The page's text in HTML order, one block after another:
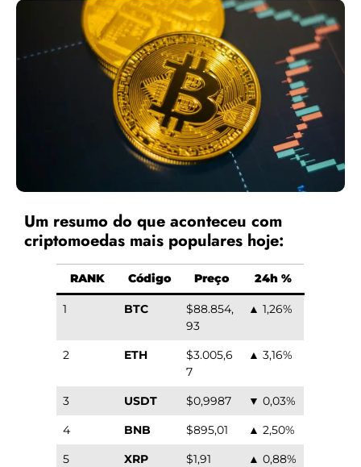
Um resumo do que aconteceu com
criptomoedas mais populares hoje:
RANK Código Preço 24h %
1 BTC
$88.854,
93
▲ 1,26%
2 ETH
$3.005,6
7
▲ 3,16%
3 USDT $0,9987
▼ 0,03%
4
BNB $895,01
▲ 2,50%
5
XRP $1,91
▲ 0,88%